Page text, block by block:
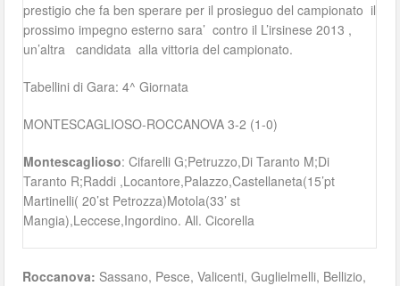
prestigio che fa ben sperare per il prosieguo del campionato il
prossimo impegno esterno sara’ contro il L’irsinese 2013 ,
un’altra candidata alla vittoria del campionato.
Tabellini di Gara: 4^ Giornata
MONTESCAGLIOSO-ROCCANOVA 3-2 (1-0)
Montescaglioso: Cifarelli G;Petruzzo,Di Taranto M;Di
Taranto R;Raddi ,Locantore,Palazzo,Castellaneta(15’pt
Martinelli( 20’st Petrozza)Motola(33’ st
Mangia),Leccese,Ingordino. All. Cicorella
Roccanova: Sassano, Pesce, Valicenti, Guglielmelli, Bellizio,